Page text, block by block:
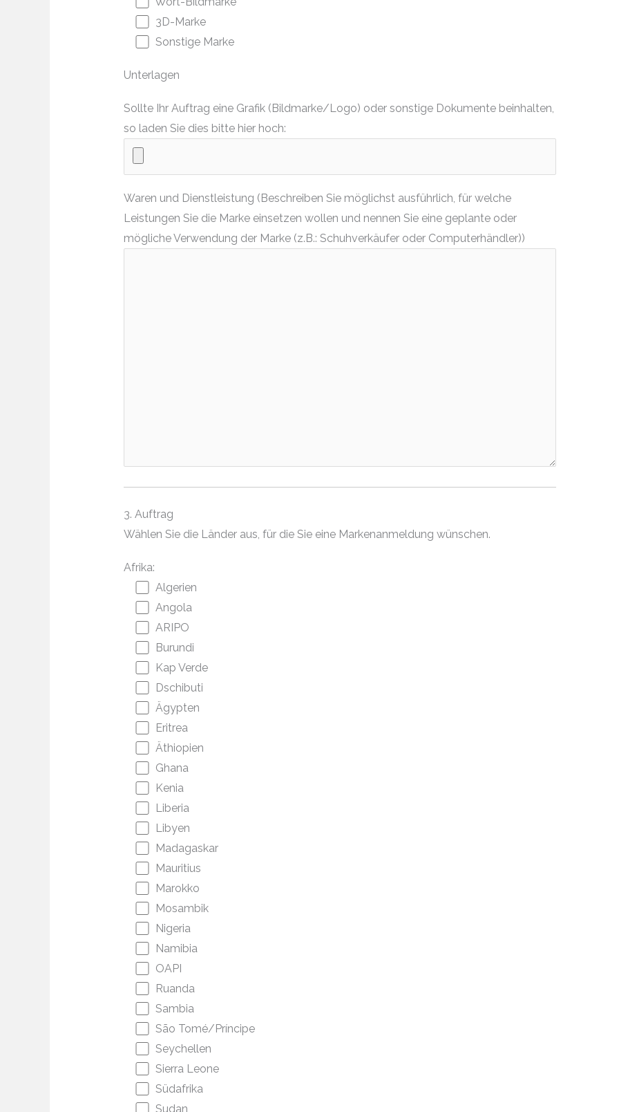
3D-Marke
Sonstige Marke
Unterlagen
Sollte Ihr Auftrag eine Grafik (Bildmarke/Logo) oder sonstige Dokumente beinhalten,
so laden Sie dies bitte hier hoch:
Waren und Dienstleistung (Beschreiben Sie möglichst ausführlich, für welche
Leistungen Sie die Marke einsetzen wollen und nennen Sie eine geplante oder
mögliche Verwendung der Marke (z.B.: Schuhverkäufer oder Computerhändler))
3. Auftrag
Wählen Sie die Länder aus, für die Sie eine Markenanmeldung wünschen.
Afrika:
Algerien
Angola
ARIPO
Burundi
Kap Verde
Dschibuti
Ägypten
Eritrea
Äthiopien
Ghana
Kenia
Liberia
Libyen
Madagaskar
Mauritius
Marokko
Mosambik
Nigeria
Namibia
OAPI
Ruanda
Sambia
São Tomé/Príncipe
Seychellen
Sierra Leone
Südafrika
Sudan